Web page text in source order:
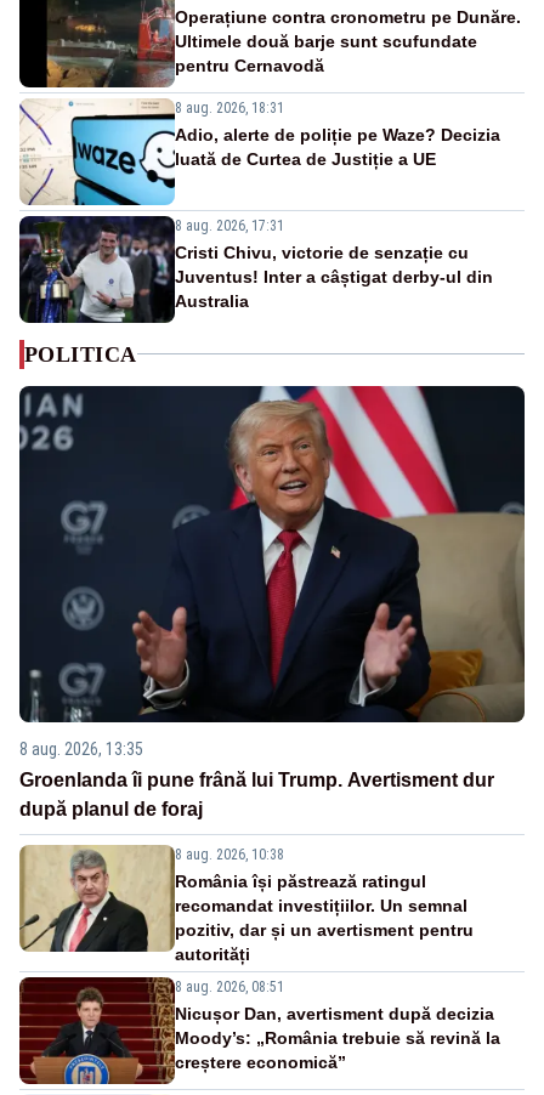
Operațiune contra cronometru pe Dunăre.
Ultimele două barje sunt scufundate
pentru Cernavodă
8 aug. 2026, 18:31
Adio, alerte de poliție pe Waze? Decizia
luată de Curtea de Justiție a UE
8 aug. 2026, 17:31
Cristi Chivu, victorie de senzație cu
Juventus! Inter a câștigat derby-ul din
Australia
POLITICA
8 aug. 2026, 13:35
Groenlanda îi pune frână lui Trump. Avertisment dur
după planul de foraj
8 aug. 2026, 10:38
România își păstrează ratingul
recomandat investițiilor. Un semnal
pozitiv, dar și un avertisment pentru
autorități
8 aug. 2026, 08:51
Nicușor Dan, avertisment după decizia
Moody’s: „România trebuie să revină la
creștere economică”